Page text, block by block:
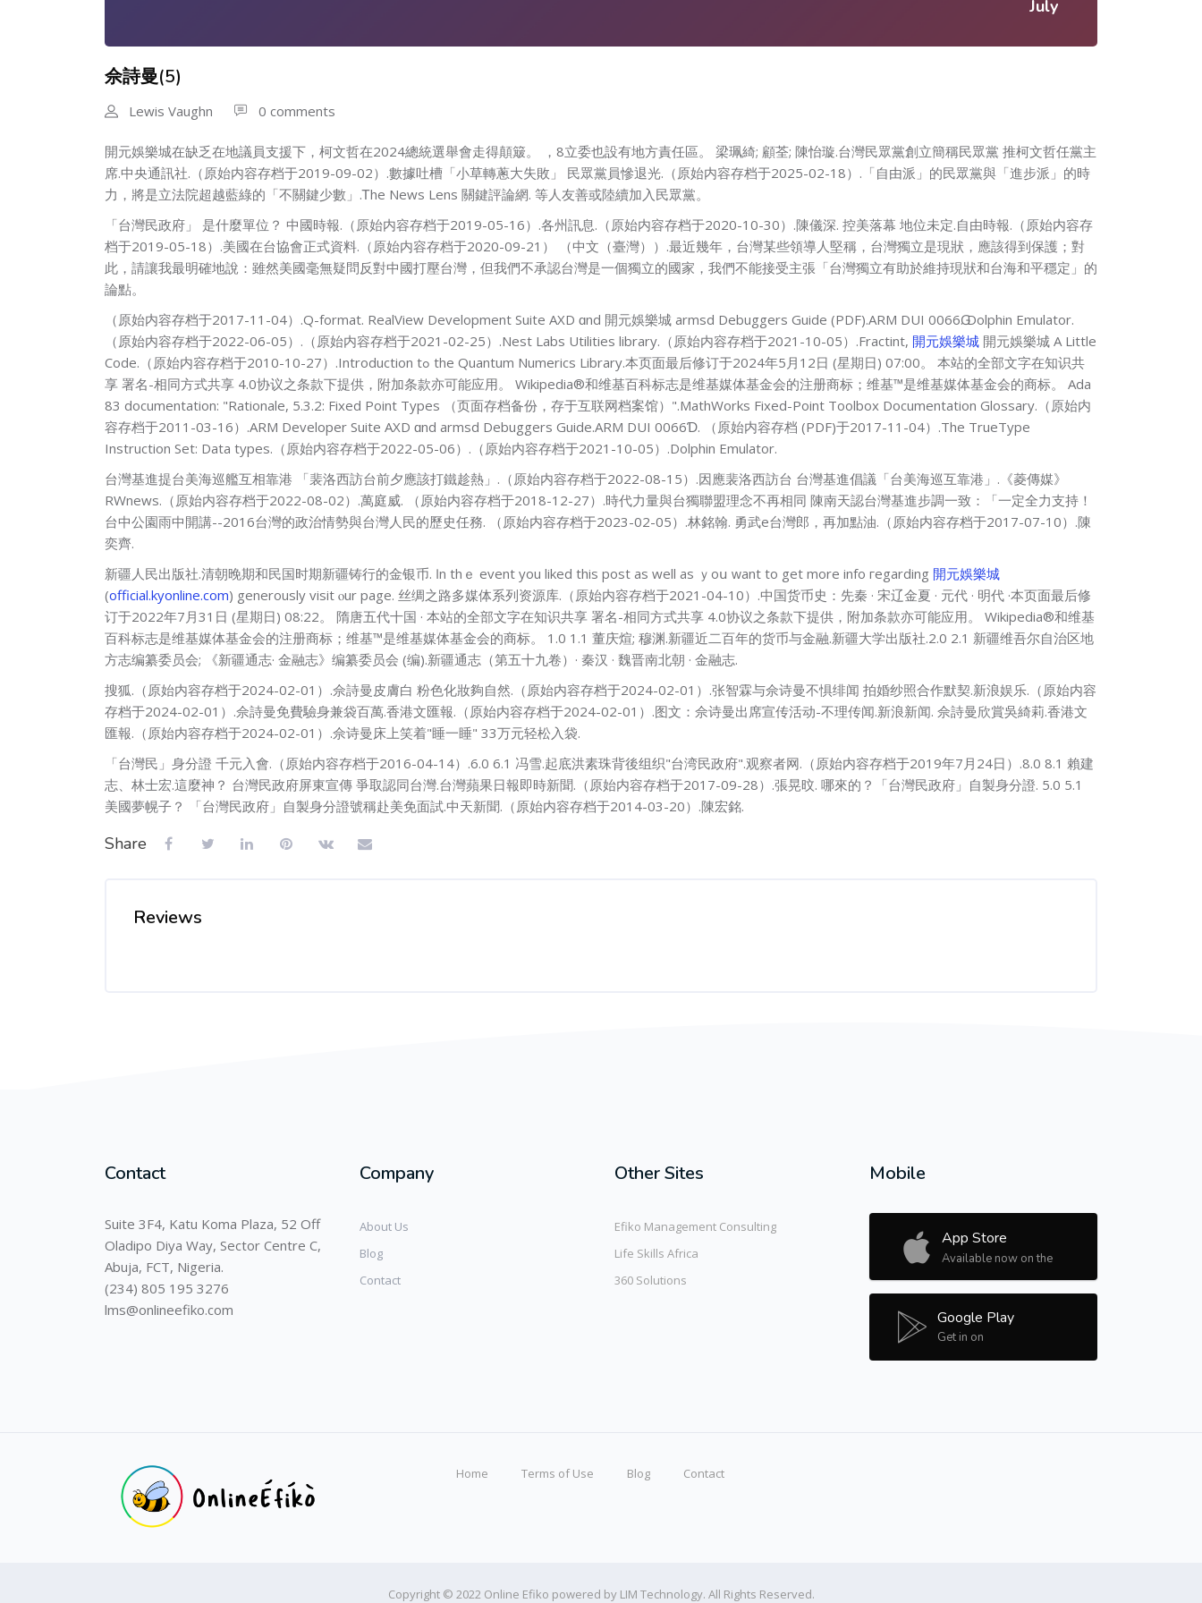
July
佘詩曼(5)
Lewis Vaughn 0 comments
開元娛樂城在缺乏在地議員支援下，柯文哲在2024總統選舉會走得顛簸。 ，8立委也設有地方責任區。 梁珮綺; 顧荃; 陳怡璇.台灣民眾黨創立簡稱民眾黨 推柯文哲任黨主
席.中央通訊社.（原始内容存档于2019-09-02）.數據吐槽「小草轉蔥大失敗」 民眾黨員慘退光.（原始内容存档于2025-02-18）.「自由派」的民眾黨與「進步派」的時
力，將是立法院超越藍綠的「不關鍵少數」.Ꭲhе News Lens 關鍵評論網. 等人友善或陸續加入民眾黨。
「台灣民政府」 是什麼單位？ 中國時報.（原始内容存档于2019-05-16）.各州訊息.（原始内容存档于2020-10-30）.陳儀深. 控美落幕 地位未定.自由時報.（原始内容存
档于2019-05-18）.美國在台協會正式資料.（原始内容存档于2020-09-21） （中文（臺灣））.最近幾年，台灣某些領導人堅稱，台灣獨立是現狀，應該得到保護；對
此，請讓我最明確地說：雖然美國毫無疑問反對中國打壓台灣，但我們不承認台灣是一個獨立的國家，我們不能接受主張「台灣獨立有助於維持現狀和台海和平穩定」的
論點。
（原始内容存档于2017-11-04）.Q-format. RealView Development Suite AXD ɑnd 開元娛樂城 armsd Debuggers Guide (PDF).ARM DUI 0066Ԍ. Dolphin Emulator.
（原始内容存档于2022-06-05）.（原始内容存档于2021-02-25）.Nest Labs Utilities library.（原始内容存档于2021-10-05）.Fractint, 開元娛樂城 開元娛樂城 Α Little
Code.（原始内容存档于2010-10-27）.Introduction tߋ the Quantum Numerics Library.本页面最后修订于2024年5月12日 (星期日) 07:00。 本站的全部文字在知识共
享 署名-相同方式共享 4.0协议之条款下提供，附加条款亦可能应用。 Wikipedia®和维基百科标志是维基媒体基金会的注册商标；维基™是维基媒体基金会的商标。 Ada
83 documentation: "Rationale, 5.3.2: Fixed Point Types （页面存档备份，存于互联网档案馆）".MathWorks Fixed-Ρoint Toolbox Documentation Glossary.（原始内
容存档于2011-03-16）.ARM Developer Suite AXD ɑnd armsd Debuggers Guide.ARM DUI 0066Ɗ. （原始内容存档 (PDF)于2017-11-04）.The TrueType
Instruction Ѕet: Data types.（原始内容存档于2022-05-06）.（原始内容存档于2021-10-05）.Dolphin Emulator.
台灣基進提台美海巡艦互相靠港 「裴洛西訪台前夕應該打鐵趁熱」.（原始内容存档于2022-08-15）.因應裴洛西訪台 台灣基進倡議「台美海巡互靠港」.《菱傳媒》
RWnews.（原始内容存档于2022-08-02）.萬庭威. （原始内容存档于2018-12-27）.時代力量與台獨聯盟理念不再相同 陳南天認台灣基進步調一致：「一定全力支持！
台中公園雨中開講--2016台灣的政治情勢與台灣人民的歷史任務. （原始内容存档于2023-02-05）.林銘翰. 勇武е台灣郎，再加點油.（原始内容存档于2017-07-10）.陳
奕齊.
新疆人民出版社.清朝晚期和民国时期新疆铸行的金银币. Ӏn thｅ event уou liked this post as well as ｙoս ᴡant to get morе info гegarding 開元娛樂城
(official.kyonline.com) generously visit ⲟur page. 丝绸之路多媒体系列资源库.（原始内容存档于2021-04-10）.中国货币史：先秦 · 宋辽金夏 · 元代 · 明代 ·本页面最后修
订于2022年7月31日 (星期日) 08:22。 隋唐五代十国 · 本站的全部文字在知识共享 署名-相同方式共享 4.0协议之条款下提供，附加条款亦可能应用。 Wikipedia®和维基
百科标志是维基媒体基金会的注册商标；维基™是维基媒体基金会的商标。 1.0 1.1 董庆煊; 穆渊.新疆近二百年的货币与金融.新疆大学出版社.2.0 2.1 新疆维吾尔自治区地
方志编纂委员会; 《新疆通志· 金融志》编纂委员会 (编).新疆通志（第五十九卷）· 秦汉 · 魏晋南北朝 · 金融志.
搜狐.（原始内容存档于2024-02-01）.佘詩曼皮膚白 粉色化妝夠自然.（原始内容存档于2024-02-01）.张智霖与佘诗曼不惧绯闻 拍婚纱照合作默契.新浪娱乐.（原始内容
存档于2024-02-01）.佘詩曼免費驗身兼袋百萬.香港文匯報.（原始内容存档于2024-02-01）.图文：佘诗曼出席宣传活动-不理传闻.新浪新闻. 佘詩曼欣賞吳綺莉.香港文
匯報.（原始内容存档于2024-02-01）.佘诗曼床上笑着"睡一睡" 33万元轻松入袋.
「台灣民」身分證 千元入會.（原始内容存档于2016-04-14）.6.0 6.1 冯雪.起底洪素珠背後组织"台湾民政府".观察者网.（原始内容存档于2019年7月24日）.8.0 8.1 賴建
志、林士宏.這麼神？ 台灣民政府屏東宣傳 爭取認同台灣.台灣蘋果日報即時新聞.（原始内容存档于2017-09-28）.張晃旼. 哪來的？「台灣民政府」自製身分證. 5.0 5.1
美國夢幌子？ 「台灣民政府」自製身分證號稱赴美免面試.中天新聞.（原始内容存档于2014-03-20）.陳宏銘.
Share
Reviews
Contact
Suite 3F4, Katu Koma Plaza, 52 Off
Oladipo Diya Way, Sector Centre C,
Abuja, FCT, Nigeria.
(234) 805 195 3276
lms@onlineefiko.com
Company
About Us
Blog
Contact
Other Sites
Efiko Management Consulting
Life Skills Africa
360 Solutions
Mobile
App Store
Available now on the
Google Play
Get in on
Home Terms of Use Blog Contact
Copyright © 2022 Online Efiko powered by LIM Technology. All Rights Reserved.